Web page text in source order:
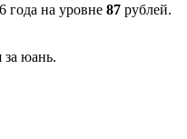
года на уровне 87 рублей.
за юань.